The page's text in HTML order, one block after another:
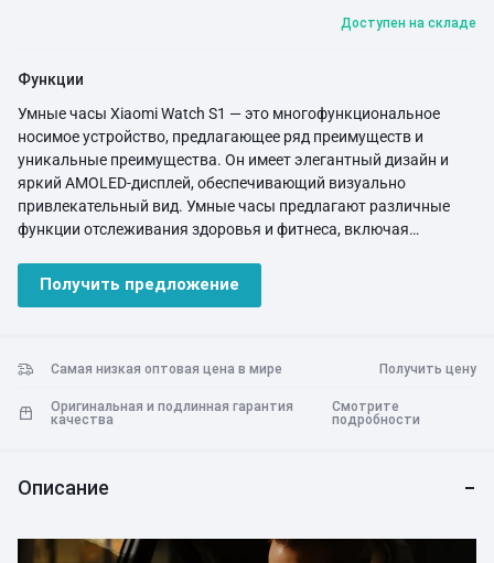
Доступен на складе
Функции
Умные часы Xiaomi Watch S1 — это многофункциональное
носимое устройство, предлагающее ряд преимуществ и
уникальные преимущества. Он имеет элегантный дизайн и
яркий AMOLED-дисплей, обеспечивающий визуально
привлекательный вид. Умные часы предлагают различные
функции отслеживания здоровья и фитнеса, включая
спортивных режимов. Он также предоставляет уведомления о
звонках, сообщениях и оповещениях приложений, гарантируя,
Xiaomi Watch S1 станут надежным спутником в повседневной
Получить предложение
Самая низкая оптовая цена в мире Получить цену
Оригинальная и подлинная гарантия
качества
Смотрите
подробности
Описание